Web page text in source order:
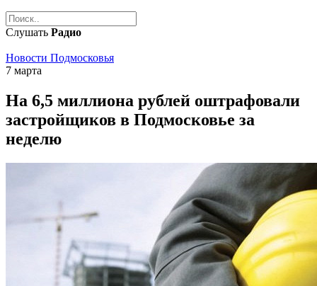
Слушать Радио
Новости Подмосковья
7 марта
На 6,5 миллиона рублей оштрафовали
застройщиков в Подмосковье за
неделю